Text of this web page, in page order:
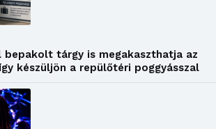
bepakolt tárgy is megakaszthatja az
készüljön a repülőtéri poggyásszal